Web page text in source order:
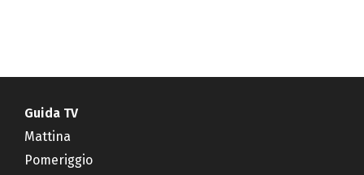
Guida TV
Mattina
Pomeriggio